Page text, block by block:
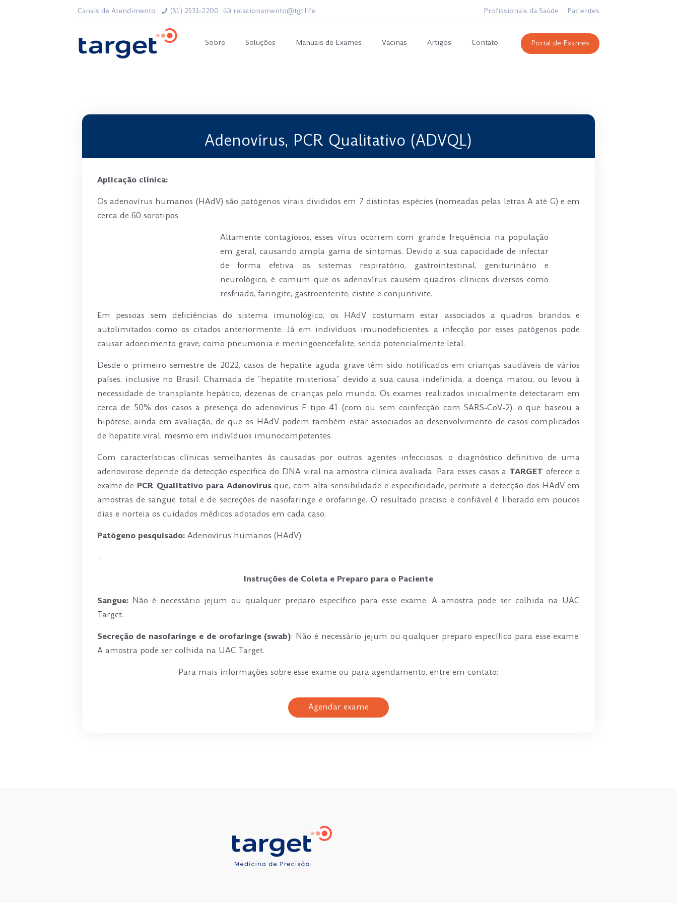
Canais de Atendimento (31) 2531-2200 relacionamento@tgt.life Profissionais da Saúde Pacientes
Sobre Soluções Manuais de Exames Vacinas Artigos Contato Portal de Exames
Adenovírus, PCR Qualitativo (ADVQL)
Aplicação clínica:
Os adenovírus humanos (HAdV) são patógenos virais divididos em 7 distintas espécies (nomeadas pelas letras A até G) e em
cerca de 60 sorotipos.
Altamente contagiosos, esses vírus ocorrem com grande frequência na população
em geral, causando ampla gama de sintomas. Devido a sua capacidade de infectar
de forma efetiva os sistemas respiratório, gastrointestinal, geniturinário e
neurológico, é comum que os adenovírus causem quadros clínicos diversos como
resfriado, faringite, gastroenterite, cistite e conjuntivite.
Em pessoas sem deficiências do sistema imunológico, os HAdV costumam estar associados a quadros brandos e
autolimitados como os citados anteriormente. Já em indivíduos imunodeficientes, a infecção por esses patógenos pode
causar adoecimento grave, como pneumonia e meningoencefalite, sendo potencialmente letal.
Desde o primeiro semestre de 2022, casos de hepatite aguda grave têm sido notificados em crianças saudáveis de vários
países, inclusive no Brasil. Chamada de “hepatite misteriosa” devido a sua causa indefinida, a doença matou, ou levou à
necessidade de transplante hepático, dezenas de crianças pelo mundo. Os exames realizados inicialmente detectaram em
cerca de 50% dos casos a presença do adenovírus F tipo 41 (com ou sem coinfecção com SARS-CoV-2), o que baseou a
hipótese, ainda em avaliação, de que os HAdV podem também estar associados ao desenvolvimento de casos complicados
de hepatite viral, mesmo em indivíduos imunocompetentes.
Com características clínicas semelhantes às causadas por outros agentes infecciosos, o diagnóstico definitivo de uma
adenovirose depende da detecção específica do DNA viral na amostra clínica avaliada. Para esses casos a TARGET oferece o
exame de
PCR Qualitativo para Adenovírusque, com alta sensibilidade e especificidade, permite a detecção dos HAdV em
amostras de sangue total e de secreções de nasofaringe e orofaringe. O resultado preciso e confiável é liberado em poucos
dias e norteia os cuidados médicos adotados em cada caso.
Patógeno pesquisado: Adenovírus humanos (HAdV)
-
Instruções de Coleta e Preparo para o Paciente
Sangue:Não é necessário jejum ou qualquer preparo específico para esse exame. A amostra pode ser colhida na UAC
Target.
Secreção de nasofaringe e de orofaringe (swab): Não é necessário jejum ou qualquer preparo específico para esse exame.
A amostra pode ser colhida na UAC Target.
Para mais informações sobre esse exame ou para agendamento, entre em contato:
Agendar exame